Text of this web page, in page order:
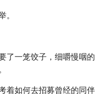
。
了一笼饺子，细嚼慢咽的
着如何去招募曾经的同伴